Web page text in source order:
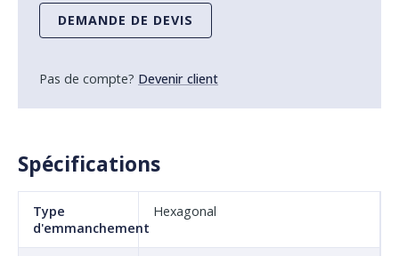
DEMANDE DE DEVIS
Pas de compte? Devenir client
Spécifications
Type
d'emmanchement
Hexagonal